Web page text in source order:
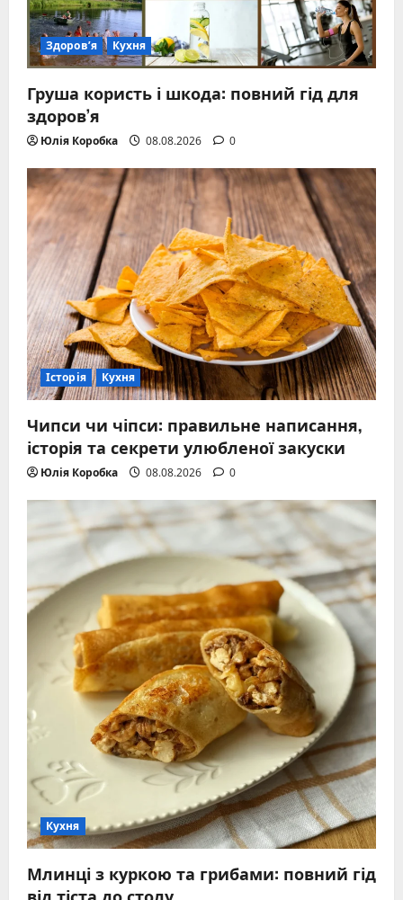
Здоров’я Кухня
Груша користь і шкода: повний гід для
здоров’я
Юлія Коробка 08.08.2026 0
Історія Кухня
Чипси чи чіпси: правильне написання,
історія та секрети улюбленої закуски
Юлія Коробка 08.08.2026 0
Кухня
Млинці з куркою та грибами: повний гід